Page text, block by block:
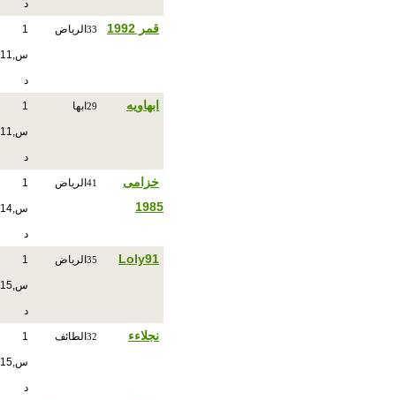
د
قمر 1992 33 الرياض 1
س,11
د
ابهاويه 29 ابها 1
س,11
د
خزامى
1985
41 الرياض 1
س,14
د
Loly91
35 الرياض 1
س,15
د
نجلاءء 32 الطائف 1
س,15
د